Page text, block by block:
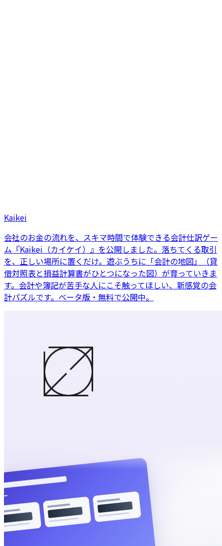
Kaikei
会社のお金の流れを、スキマ時間で体験できる会計仕訳ゲー
ム『Kaikei（カイケイ）』を公開しました。落ちてくる取引
を、正しい場所に置くだけ。遊ぶうちに「会計の地図」（貸
借対照表と損益計算書がひとつになった図）が育っていきま
す。会計や簿記が苦手な人にこそ触ってほしい、新感覚の会
計パズルです。ベータ版・無料で公開中。